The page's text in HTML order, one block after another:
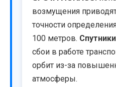
возмущения
точности
100 метров.
сбои в работе
орбит из-за
атмосферы.